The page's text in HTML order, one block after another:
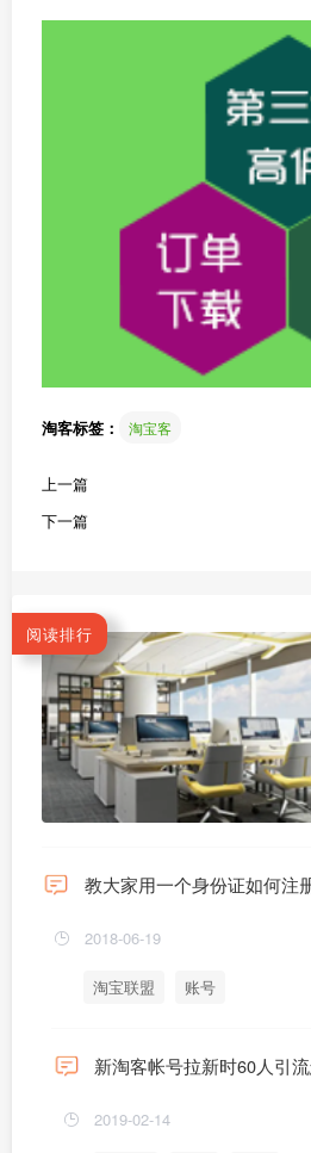
淘客标签： 淘宝客
上一篇
下一篇
阅读排行
教大家用一个身份证如何注
2018-06-19
淘宝联盟 账号
新淘客帐号拉新时60人引
2019-02-14